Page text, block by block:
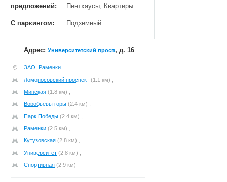
предложений:
Пентхаусы, Квартиры
С паркингом: Подземный
Адрес: Университетский просп, д. 16
ЗАО Раменки
Ломоносовский проспект (1.1 км) ,
Минская (1.8 км) ,
Воробьёвы горы (2.4 км) ,
Парк Победы (2.4 км) ,
Раменки (2.5 км) ,
Кутузовская (2.8 км) ,
Университет (2.8 км) ,
Спортивная (2.9 км)